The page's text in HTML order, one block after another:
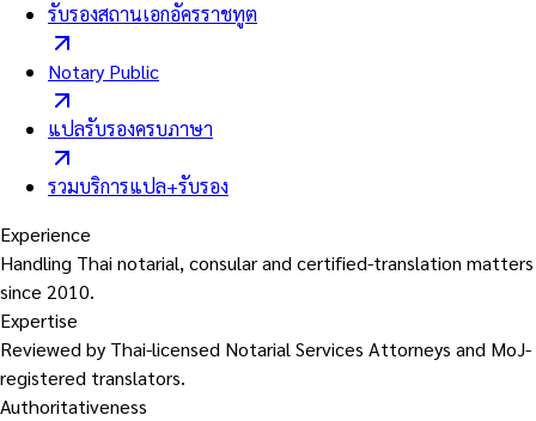
รับรองสถานเอกอัครราชทูต
Notary Public
แปลรับรองครบภาษา
รวมบริการแปล+รับรอง
Experience
Handling Thai notarial, consular and certified-translation matters
since 2010.
Expertise
Reviewed by Thai-licensed Notarial Services Attorneys and MoJ-
registered translators.
Authoritativeness